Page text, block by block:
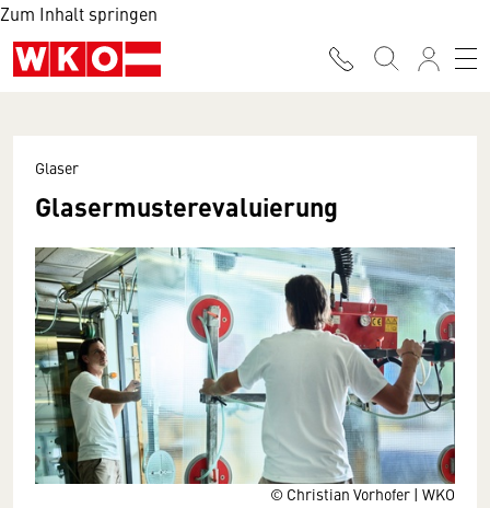
Zum Inhalt springen
© Christian Vorhofer | WKO
Glaser
Glasermusterevaluierung